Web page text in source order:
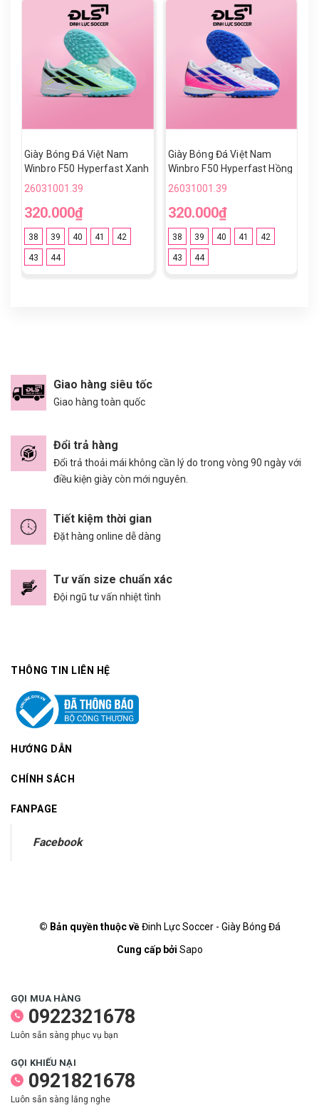
Giày Bóng Đá Việt Nam
Winbro F50 Hyperfast Xanh
Ngọc Vạch Đen TF
26031001.39
320.000₫
38 39 40 41 42
43 44
Giày Bóng Đá Việt Nam
Winbro F50 Hyperfast Hồng
Trắng TF
26031001.39
320.000₫
38 39 40 41 42
43 44
Giao hàng siêu tốc
Giao hàng toàn quốc
Đổi trả hàng
Đổi trả thoải mái không cần lý do trong vòng 90 ngày với
điều kiện giày còn mới nguyên.
Tiết kiệm thời gian
Đặt hàng online dễ dàng
Tư vấn size chuẩn xác
Đội ngũ tư vấn nhiệt tình
THÔNG TIN LIÊN HỆ
HƯỚNG DẪN
CHÍNH SÁCH
FANPAGE
Facebook
© Bản quyền thuộc vềĐinh Lực Soccer - Giày Bóng Đá
Cung cấp bởi Sapo
GỌI MUA HÀNG
0922321678
Luôn sẵn sàng phục vụ bạn
GỌI KHIẾU NẠI
0921821678
Luôn sẵn sàng lắng nghe